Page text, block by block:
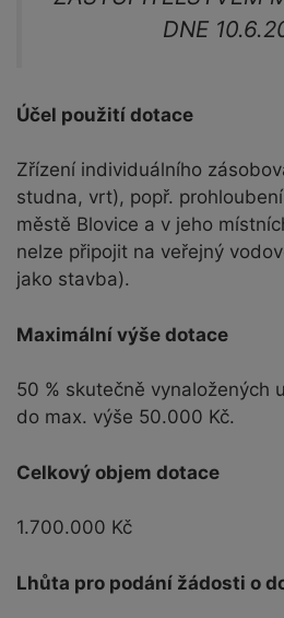
DNE
Účel použití dotace
Zřízení individuálního
studna, vrt), popř.
městě Blovice a v jeho
nelze připojit na veřejný
jako stavba).
Maximální výše dotace
50 % skutečně vynaložených
do max. výše 50.000 Kč.
Celkový objem dotace
1.700.000 Kč
Lhůta pro podání žádosti o